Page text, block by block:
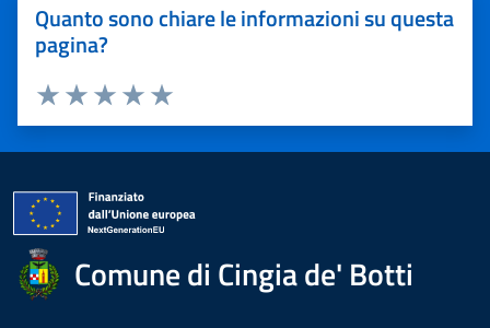
Quanto sono chiare le informazioni su questa
pagina?
Valuta 5 stelle su 5
Valuta 4 stelle su 5
Valuta 3 stelle su 5
Valuta 2 stelle su 5
Valuta 1 stelle su 5
Comune di Cingia de' Botti